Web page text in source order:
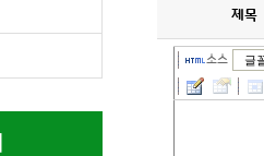
제목
소스 글